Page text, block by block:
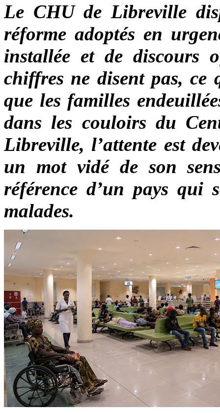
Le CHU de Libreville
réforme adoptés en
installée et de discours
chiffres ne disent pas, ce
que les familles
dans les couloirs du
Libreville, l’attente est
un mot vidé de son
référence d’un pays qui
malades.